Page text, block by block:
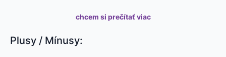
chcem si prečítať viac
Plusy / Mínusy: